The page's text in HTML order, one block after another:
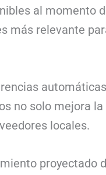
al momento
más relevante
no solo mejora
locales.
proyectado